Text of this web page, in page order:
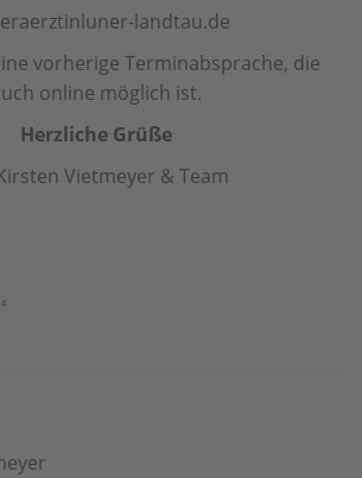
landtau.de
vorherige Terminabsprache, die
online möglich ist.
Herzliche Grüße
Vietmeyer & Team